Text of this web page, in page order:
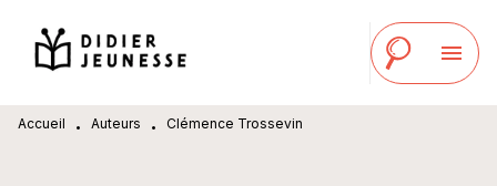
MENU RECHERCHE
PIED DE PAGE
menu
Accueil • Auteurs • Clémence Trossevin